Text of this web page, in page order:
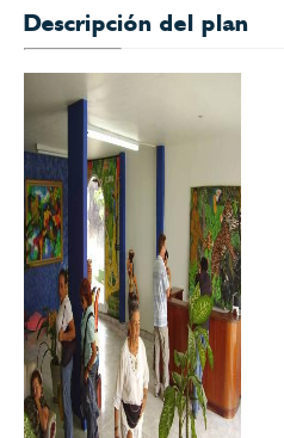
Descripción del plan